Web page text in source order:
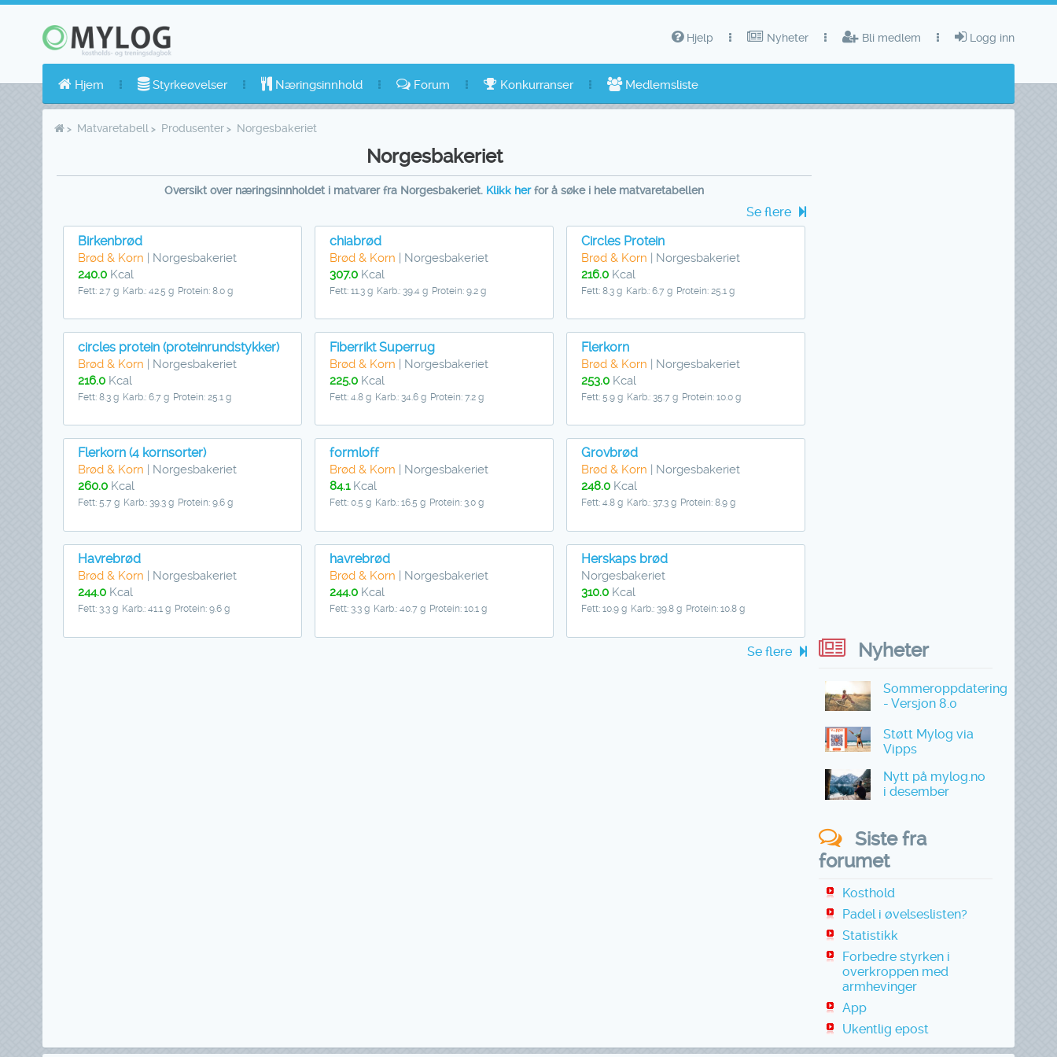
Logg inn
Bli medlem
Nyheter
Hjelp
Hjem Styrkeøvelser Næringsinnhold Forum Konkurranser Medlemsliste
Matvaretabell Produsenter Norgesbakeriet
Norgesbakeriet
Oversikt over næringsinnholdet i matvarer fra Norgesbakeriet. Klikk herfor å søke i hele matvaretabellen
Se flere
Birkenbrød
Brød & Korn | Norgesbakeriet
240.0 Kcal
Fett: 2.7 g Karb.: 42.5 g Protein: 8.0 g
chiabrød
Brød & Korn | Norgesbakeriet
307.0 Kcal
Fett: 11.3 g Karb.: 39.4 g Protein: 9.2 g
Circles Protein
Brød & Korn | Norgesbakeriet
216.0Kcal
Fett: 8.3 g Karb.: 6.7 g Protein: 25.1 g
circles protein (proteinrundstykker)
Brød & Korn | Norgesbakeriet
216.0 Kcal
Fett: 8.3 g Karb.: 6.7 g Protein: 25.1 g
Fiberrikt Superrug
Brød & Korn | Norgesbakeriet
225.0 Kcal
Fett: 4.8 g Karb.: 34.6 g Protein: 7.2 g
Flerkorn
Brød & Korn | Norgesbakeriet
253.0Kcal
Fett: 5.9 g Karb.: 35.7 g Protein: 10.0 g
Flerkorn (4 kornsorter)
Brød & Korn | Norgesbakeriet
260.0 Kcal
Fett: 5.7 g Karb.: 39.3 g Protein: 9.6 g
formloff
Brød & Korn | Norgesbakeriet
84.1Kcal
Fett: 0.5 g Karb.: 16.5 g Protein: 3.0 g
Grovbrød
Brød & Korn | Norgesbakeriet
248.0Kcal
Fett: 4.8 g Karb.: 37.3 g Protein: 8.9 g
Havrebrød
Brød & Korn | Norgesbakeriet
244.0 Kcal
Fett: 3.3 g Karb.: 41.1 g Protein: 9.6 g
havrebrød
Brød & Korn | Norgesbakeriet
244.0 Kcal
Fett: 3.3 g Karb.: 40.7 g Protein: 10.1 g
Herskaps brød
Norgesbakeriet
310.0Kcal
Fett: 10.9 g Karb.: 39.8 g Protein: 10.8 g
Se flere Nyheter
Sommeroppdatering
- Versjon 8.0
Støtt Mylog via
Vipps
Nytt på mylog.no
i desember
Siste fra
forumet
Kosthold
Padel i øvelseslisten?
Statistikk
Forbedre styrken i
overkroppen med
armhevinger
App
Ukentlig epost